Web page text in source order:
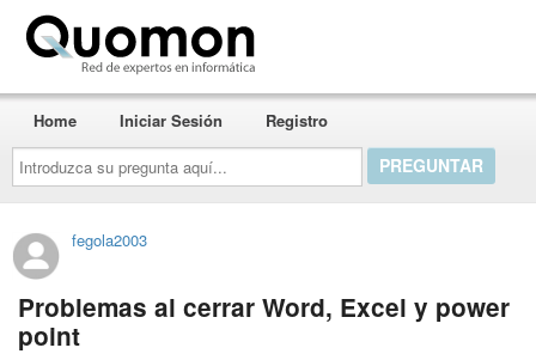
Introduzca
su
pregunta
aquí...
Home Iniciar Sesión Registro
fegola2003
Problemas al cerrar Word, Excel y power
point